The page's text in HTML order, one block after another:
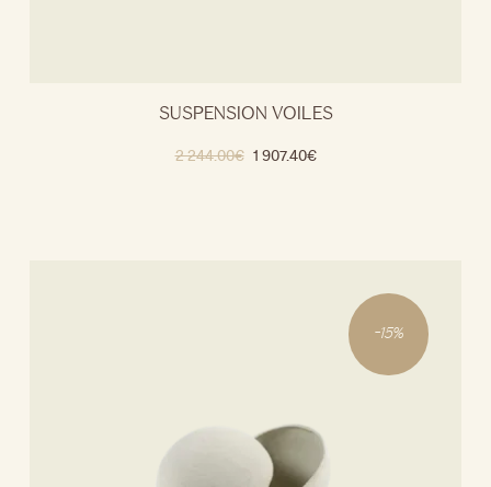
SUSPENSION VOILES
2 244.00€ 1 907.40€
-15%